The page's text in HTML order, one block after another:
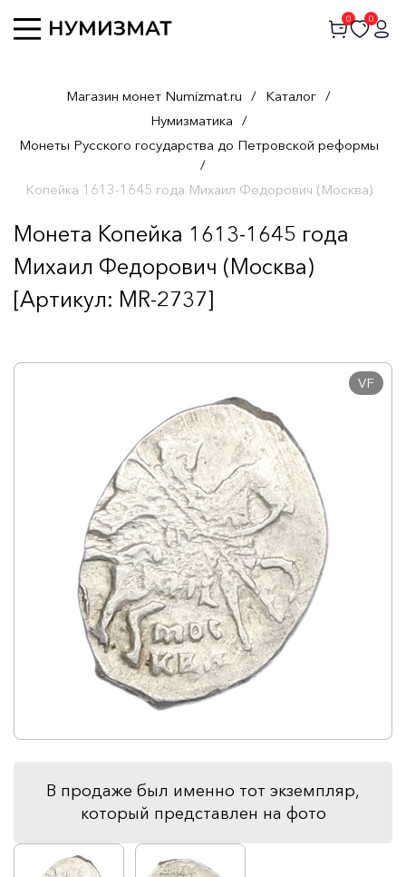
0 0
Магазин монет Numizmat.ru / Каталог /
Нумизматика /
Монеты Русского государства до Петровской реформы
/
Копейка 1613-1645 года Михаил Федорович (Москва)
Монета Копейка 1613-1645 года
Михаил Федорович (Москва)
[Артикул: MR-2737]
VF
В продаже был именно тот экземпляр,
который представлен на фото